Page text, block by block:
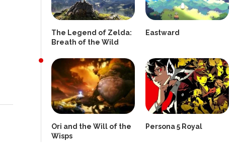
The Legend of Zelda:
Breath of the Wild
Eastward
Ori and the Will of the
Wisps
Persona 5 Royal